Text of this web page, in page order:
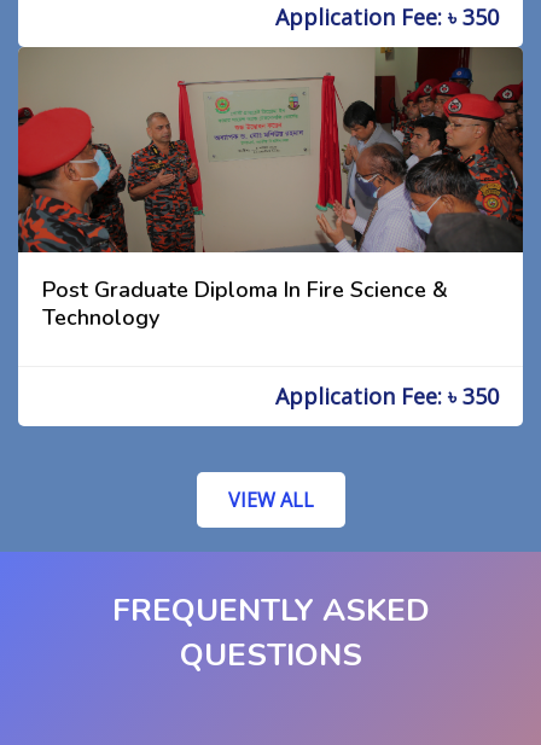
Application Fee: ৳ 350
Post Graduate Diploma In Fire Science &
Technology
Application Fee: ৳ 350
VIEW ALL
FREQUENTLY ASKED
QUESTIONS